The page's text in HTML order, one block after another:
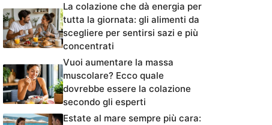
La colazione che dà energia per
tutta la giornata: gli alimenti da
scegliere per sentirsi sazi e più
concentrati
Vuoi aumentare la massa
muscolare? Ecco quale
dovrebbe essere la colazione
secondo gli esperti
Estate al mare sempre più cara: